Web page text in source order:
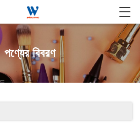
পণ্যের বিবরণ